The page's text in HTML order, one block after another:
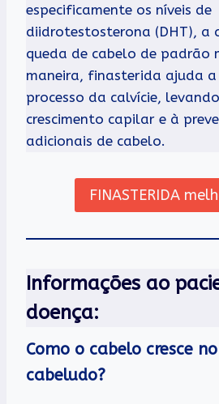
especificamente os níveis de
diidrotestosterona (DHT), a
queda de cabelo de padrão
maneira, finasterida ajuda
processo da calvície,
crescimento capilar e à
adicionais de cabelo.
FINASTERIDA
Informações ao
doença:
Como o cabelo cresce
cabeludo?